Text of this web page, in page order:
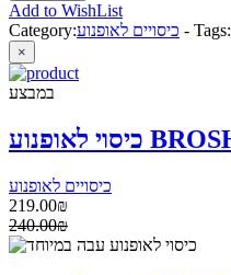
Add to WishList
Category:כיסויים לאופנוע - Tags:
×
במבצע
כיסויים לאופנוע
219.00₪
240.00₪